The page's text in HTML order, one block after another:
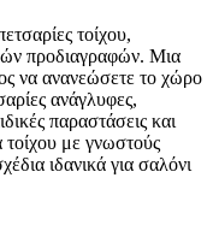
τοίχου,
προδιαγραφών. Μια
να ανανεώσετε το χώρο
ανάγλυφες,
παραστάσεις και
με γνωστούς
ιδανικά για σαλόνι